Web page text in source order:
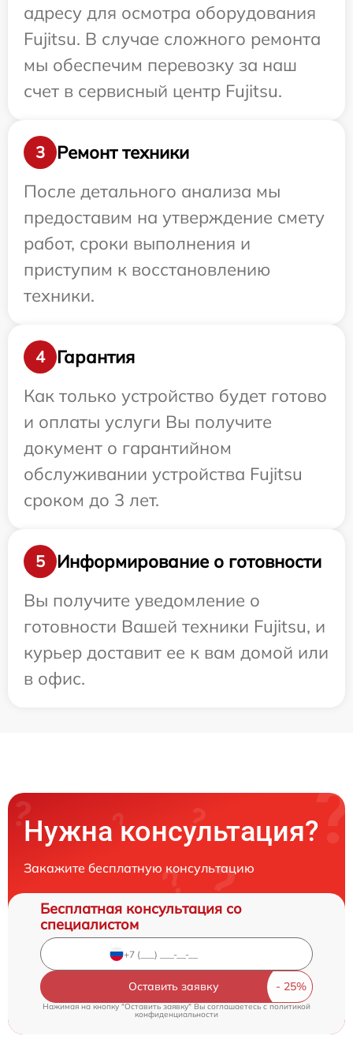
адресу для осмотра оборудования
Fujitsu. В случае сложного ремонта
мы обеспечим перевозку за наш
счет в сервисный центр Fujitsu.
3
Ремонт техники
После детального анализа мы
предоставим на утверждение смету
работ, сроки выполнения и
приступим к восстановлению
техники.
4
Гарантия
Как только устройство будет готово
и оплаты услуги Вы получите
документ о гарантийном
обслуживании устройства Fujitsu
сроком до 3 лет.
5
Информирование о готовности
Вы получите уведомление о
готовности Вашей техники Fujitsu, и
курьер доставит ее к вам домой или
в офис.
Нужна консультация?
Закажите бесплатную консультацию
Бесплатная консультация со
специалистом
Оставить заявку
Нажимая на кнопку "Оставить заявку" Вы соглашаетесь cполитикой
конфиденциальности